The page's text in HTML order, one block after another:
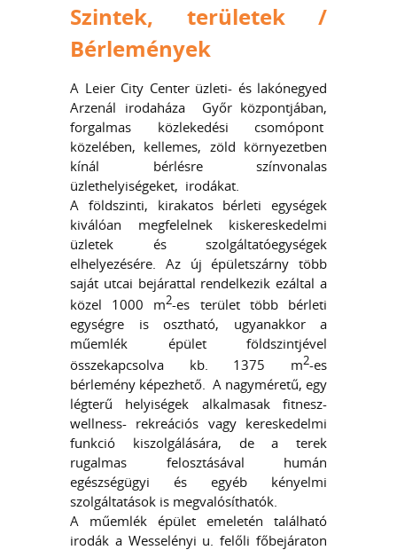
Szintek, területek /
Bérlemények
A Leier City Center üzleti- és lakónegyed
Arzenál irodaháza Győr központjában,
forgalmas közlekedési csomópont
közelében, kellemes, zöld környezetben
kínál bérlésre színvonalas
üzlethelyiségeket, irodákat.
A földszinti, kirakatos bérleti egységek
kiválóan megfelelnek kiskereskedelmi
üzletek és szolgáltatóegységek
elhelyezésére. Az új épületszárny több
saját utcai bejárattal rendelkezik ezáltal a
közel 1000 m2-es terület több bérleti
egységre is osztható, ugyanakkor a
műemlék épület földszintjével
összekapcsolva kb. 1375 m2-es
bérlemény képezhető. A nagyméretű, egy
légterű helyiségek alkalmasak fitnesz-
wellness- rekreációs vagy kereskedelmi
funkció kiszolgálására, de a terek
rugalmas felosztásával humán
egészségügyi és egyéb kényelmi
szolgáltatások is megvalósíthatók.
A műemlék épület emeletén található
irodák a Wesselényi u. felőli főbejáraton